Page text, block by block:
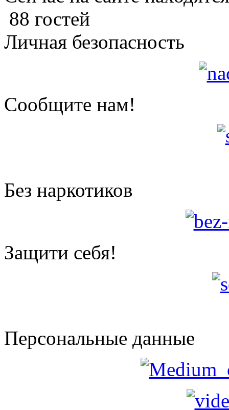
88 гостей
Личная безопасность
Сообщите нам!
Без наркотиков
Защити себя!
Персональные данные